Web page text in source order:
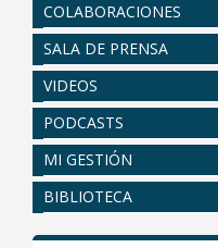
COLABORACIONES
SALA DE PRENSA
VIDEOS
PODCASTS
MI GESTIÓN
BIBLIOTECA